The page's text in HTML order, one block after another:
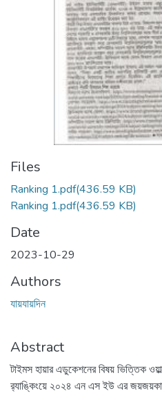
Files
Ranking 1.pdf(436.59 KB)
Ranking 1.pdf(436.59 KB)
Date
2023-10-29
Authors
যায়যায়দিন
Abstract
টাইমস হায়ার এডুকেশনের বিষয় ভিত্তিক
র‍্যাঙ্কিংয়ে ২০২৪ এন এস ইউ এর